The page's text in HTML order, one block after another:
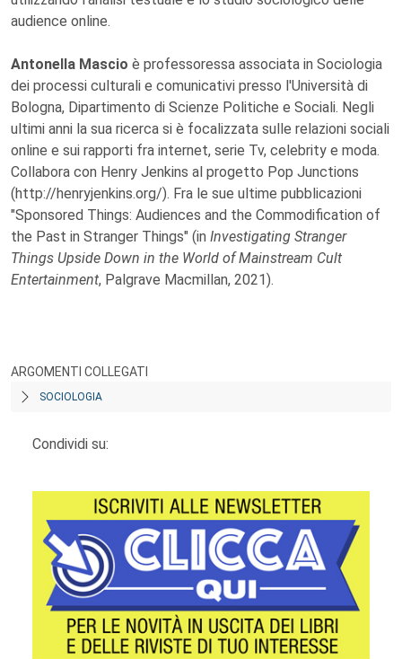
audience online.
Antonella Mascio è professoressa associata in Sociologia
dei processi culturali e comunicativi presso l'Università di
Bologna, Dipartimento di Scienze Politiche e Sociali. Negli
ultimi anni la sua ricerca si è focalizzata sulle relazioni sociali
online e sui rapporti fra internet, serie Tv, celebrity e moda.
Collabora con Henry Jenkins al progetto Pop Junctions
(http://henryjenkins.org/). Fra le sue ultime pubblicazioni
"Sponsored Things: Audiences and the Commodification of
the Past in Stranger Things" (in Investigating Stranger
Things Upside Down in the World of Mainstream Cult
Entertainment, Palgrave Macmillan, 2021).
ARGOMENTI COLLEGATI
SOCIOLOGIA
Condividi su: